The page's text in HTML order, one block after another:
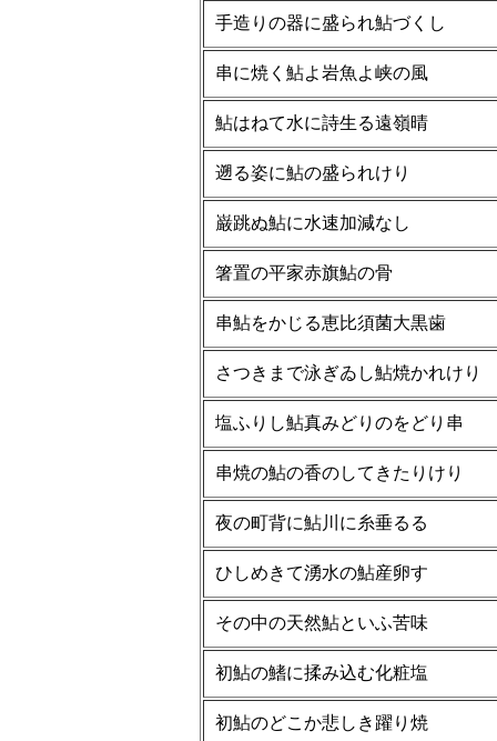
手造りの器に盛られ鮎づくし
串に焼く鮎よ岩魚よ峡の風
鮎はねて水に詩生る遠嶺晴
遡る姿に鮎の盛られけり
巌跳ぬ鮎に水速加減なし
箸置の平家赤旗鮎の骨
串鮎をかじる恵比須菌大黒歯
さつきまで泳ぎゐし鮎焼かれけり
塩ふりし鮎真みどりのをどり串
串焼の鮎の香のしてきたりけり
夜の町背に鮎川に糸垂るる
ひしめきて湧水の鮎産卵す
その中の天然鮎といふ苦味
初鮎の鰭に揉み込む化粧塩
初鮎のどこか悲しき躍り焼